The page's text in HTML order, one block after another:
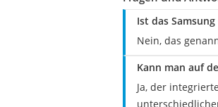
Ist das
Nein, das
Kann man auf
Ja, der